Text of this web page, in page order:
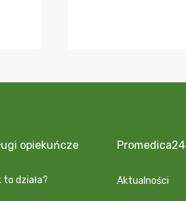
opiekuńcze
to działa?
Promedica24
Aktualności